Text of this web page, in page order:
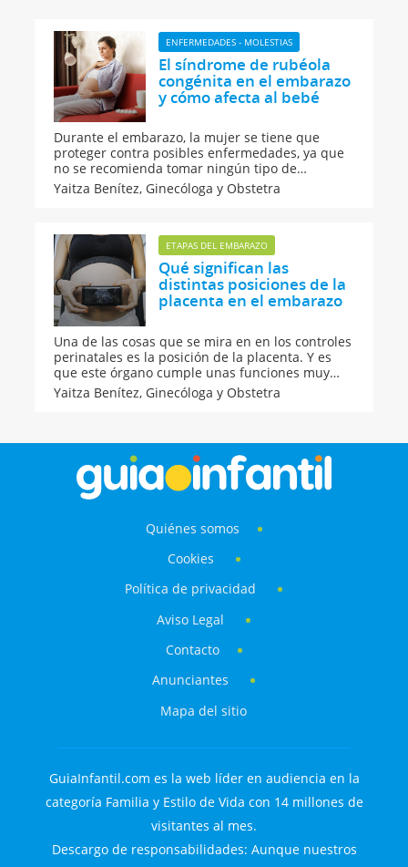
ENFERMEDADES - MOLESTIAS
El síndrome de rubéola
congénita en el embarazo
y cómo afecta al bebé
Durante el embarazo, la mujer se tiene que
proteger contra posibles enfermedades, ya que
no se recomienda tomar ningún tipo de
medicación. ¿Qué ocurre con la rubéola, por
ejemplo? Te contamos en qué consiste el
y cómo afecta al bebé.
Yaitza Benítez, Ginecóloga y Obstetra
ETAPAS DEL EMBARAZO
Qué significan las
distintas posiciones de la
placenta en el embarazo
Una de las cosas que se mira en en los controles
perinatales es la posición de la placenta. Y es
que este órgano cumple unas funciones muy
importantes para el desarrollo saludable del
bebé. Descubre qué significan las distintas
Yaitza Benítez, Ginecóloga y Obstetra
Quiénes somos
Cookies
Política de privacidad
Aviso Legal
Contacto
Anunciantes
Mapa del sitio
GuiaInfantil.com es la web líder en audiencia en la
categoría Familia y Estilo de Vida con 14 millones de
visitantes al mes.
Descargo de responsabilidades: Aunque nuestros